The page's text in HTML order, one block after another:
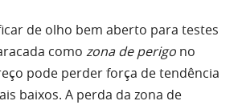
de olho bem aberto para testes
como zona de perigo no
pode perder força de tendência
baixos. A perda da zona de